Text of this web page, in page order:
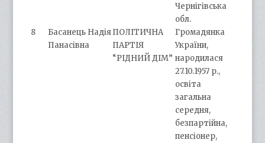
Чернігівська
обл.
8
Басанець Надія
Панасівна
ПОЛІТИЧНА
ПАРТІЯ
“РІДНИЙ ДІМ”
Громадянка
України,
народилася
27.10.1957 р.,
освіта
загальна
середня,
безпартійна,
пенсіонер,